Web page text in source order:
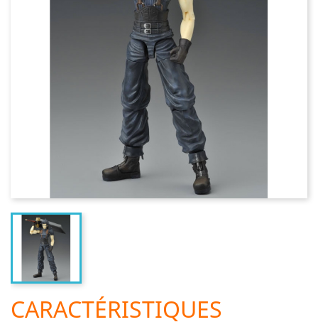
CARACTÉRISTIQUES